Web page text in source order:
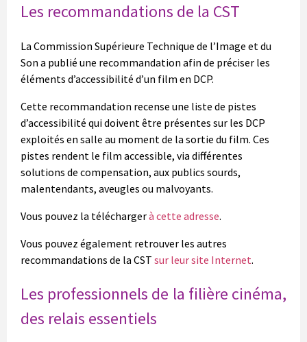
Les recommandations de la CST
La Commission Supérieure Technique de l’Image et du
Son a publié une recommandation afin de préciser les
éléments d’accessibilité d’un film en DCP.
Cette recommandation recense une liste de pistes
d’accessibilité qui doivent être présentes sur les DCP
exploités en salle au moment de la sortie du film. Ces
pistes rendent le film accessible, via différentes
solutions de compensation, aux publics sourds,
malentendants, aveugles ou malvoyants.
Vous pouvez la téléchargerà cette adresse.
Vous pouvez également retrouver les autres
recommandations de la CST sur leur site Internet.
Les professionnels de la filière cinéma,
des relais essentiels